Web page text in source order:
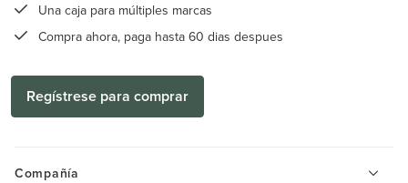
Una caja para múltiples marcas
Compra ahora, paga hasta 60 dias despues
Regístrese para comprar
Compañía